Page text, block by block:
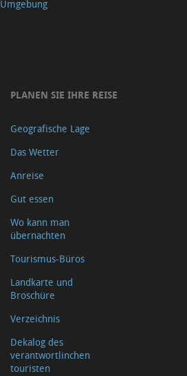
Umgebung
PLANEN SIE IHRE REISE
Geografische Lage
Das Wetter
Anreise
Gut essen
Wo kann man
übernachten
Tourismus-Büros
Landkarte und
Broschüre
Verzeichnis
Dekalog des
verantwortlinchen
touristen